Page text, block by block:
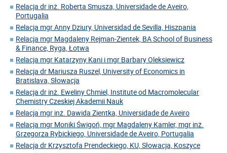
Relacja dr inż. Roberta Smusza, Universidade de Aveiro,
Portugalia
Relacja mgr Anny Dziury, Universidad de Sevilla, Hiszpania
Relacja mgr Magdaleny Rejman-Zientek, BA School of Business
& Finance, Ryga, Łotwa
Relacja mgr Katarzyny Kani i mgr Barbary Oleksiewicz
Relacja dr Mariusza Ruszel, University of Economics in
Bratislava, Słowacja
Relacja dr inż. Eweliny Chmiel, Institute od Macromolecular
Chemistry Czeskiej Akademii Nauk
Relacja mgr inż. Dawida Zientka, Universidade de Aveiro
Relacja mgr Moniki Świgoń, mgr Magdaleny Kamler, mgr inż.
Grzegorza Rybickiego, Universidade de Aveiro, Portugalia
Relacja dr Krzysztofa Prendeckiego, KU, Słowacja, Koszyce